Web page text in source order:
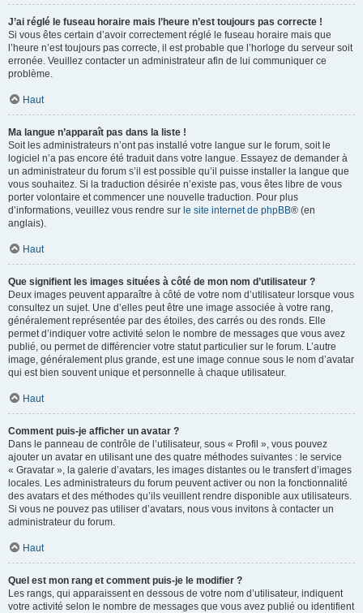
J’ai réglé le fuseau horaire mais l’heure n’est toujours pas correcte !
Si vous êtes certain d’avoir correctement réglé le fuseau horaire mais que
l’heure n’est toujours pas correcte, il est probable que l’horloge du serveur soit
erronée. Veuillez contacter un administrateur afin de lui communiquer ce
problème.
Haut
Ma langue n’apparaît pas dans la liste !
Soit les administrateurs n’ont pas installé votre langue sur le forum, soit le
logiciel n’a pas encore été traduit dans votre langue. Essayez de demander à
un administrateur du forum s’il est possible qu’il puisse installer la langue que
vous souhaitez. Si la traduction désirée n’existe pas, vous êtes libre de vous
porter volontaire et commencer une nouvelle traduction. Pour plus
d’informations, veuillez vous rendre sur le site internet de phpBB® (en
anglais).
Haut
Que signifient les images situées à côté de mon nom d’utilisateur ?
Deux images peuvent apparaître à côté de votre nom d’utilisateur lorsque vous
consultez un sujet. Une d’elles peut être une image associée à votre rang,
généralement représentée par des étoiles, des carrés ou des ronds. Elle
permet d’indiquer votre activité selon le nombre de messages que vous avez
publié, ou permet de différencier votre statut particulier sur le forum. L’autre
image, généralement plus grande, est une image connue sous le nom d’avatar
qui est bien souvent unique et personnelle à chaque utilisateur.
Haut
Comment puis-je afficher un avatar ?
Dans le panneau de contrôle de l’utilisateur, sous « Profil », vous pouvez
ajouter un avatar en utilisant une des quatre méthodes suivantes : le service
« Gravatar », la galerie d’avatars, les images distantes ou le transfert d’images
locales. Les administrateurs du forum peuvent activer ou non la fonctionnalité
des avatars et des méthodes qu’ils veuillent rendre disponible aux utilisateurs.
Si vous ne pouvez pas utiliser d’avatars, nous vous invitons à contacter un
administrateur du forum.
Haut
Quel est mon rang et comment puis-je le modifier ?
Les rangs, qui apparaissent en dessous de votre nom d’utilisateur, indiquent
votre activité selon le nombre de messages que vous avez publié ou identifient